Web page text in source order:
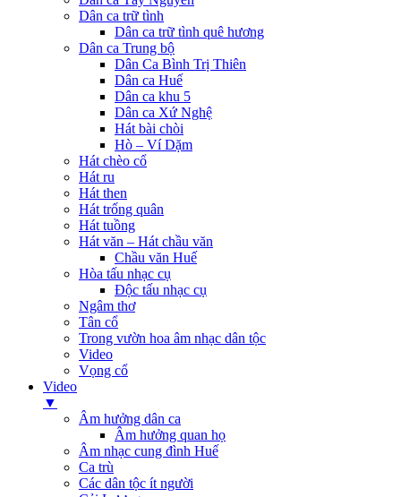
Dân ca trữ tình
Dân ca trữ tình quê hương
Dân ca Trung bộ
Dân Ca Bình Trị Thiên
Dân ca Huế
Dân ca khu 5
Dân ca Xứ Nghệ
Hát bài chòi
Hò – Ví Dặm
Hát chèo cổ
Hát ru
Hát then
Hát trống quân
Hát tuồng
Hát văn – Hát chầu văn
Chầu văn Huế
Hòa tấu nhạc cụ
Độc tấu nhạc cụ
Ngâm thơ
Tân cổ
Trong vườn hoa âm nhạc dân tộc
Video
Vọng cổ
Video
▼
Âm hưởng dân ca
Âm hưởng quan họ
Âm nhạc cung đình Huế
Ca trù
Các dân tộc ít người